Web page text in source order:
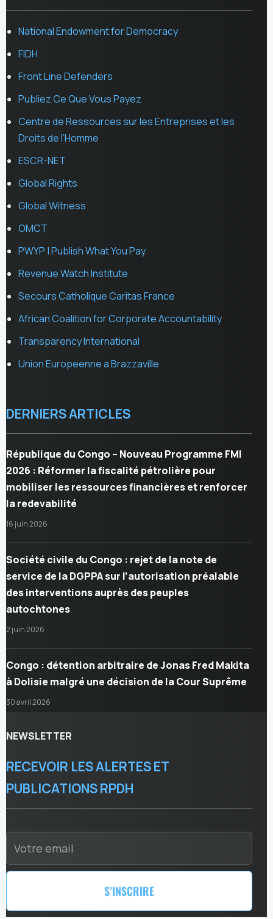
National Endowment for Democracy
FIDH
Front Line Defenders
Publiez Ce Que Vous Payez
Centre de Ressources sur les Entreprises et les
Droits de l’Homme
ESCR-NET
Global Rights
Global Witness
OMCT
PWYP | Publish What You Pay
Revenue Watch Institute
Secours Catholique Caritas France
African Coalition for Corporate Accountability
Transparency International
Union Europeenne a Brazzaville
DERNIERS ARTICLES
République du Congo – Nouveau Programme FMI
2026 : Réformer la fiscalité pétrolière pour
mobiliser les ressources financières et renforcer
la redevabilité
16 juin 2026
Société civile du Congo : rejet de la note de
service de la DGPPA sur l’autorisation préalable
des interventions auprès des peuples
autochtones
2 juin 2026
Congo : détention arbitraire de Jonas Fred Makita
à Dolisie malgré une décision de la Cour Suprême
30 avril 2026
NEWSLETTER
RECEVOIR LES ALERTES ET
PUBLICATIONS RPDH
S’INSCRIRE